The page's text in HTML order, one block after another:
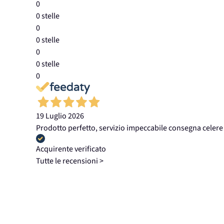
0
0 stelle
0
0 stelle
0
0 stelle
0
19 Luglio 2026
Prodotto perfetto, servizio impeccabile consegna celere
Acquirente verificato
Tutte le recensioni >